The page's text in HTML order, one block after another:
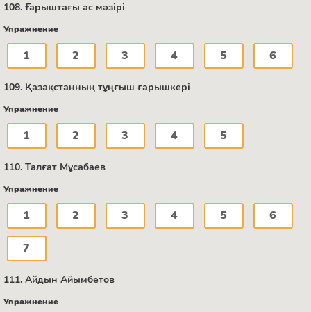
108. Ғарыштағы ас мәзірі
Упражнение
1 2 3 4 5 6
109. Қазақстанның тұңғыш ғарышкері
Упражнение
1 2 3 4 5
110. Талғат Мұсабаев
Упражнение
1 2 3 4 5 6
7
111. Айдын Айымбетов
Упражнение